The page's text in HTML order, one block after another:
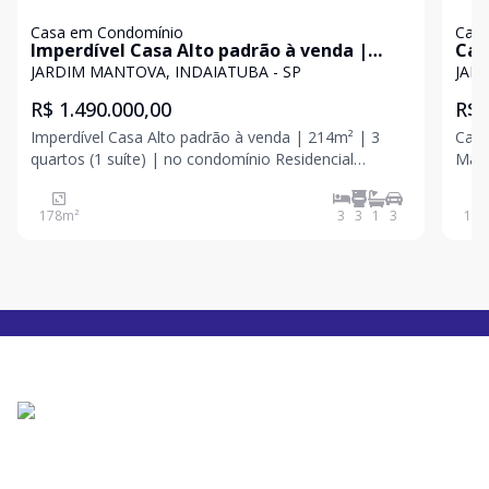
Casa em Condomínio
Imperdível Casa Alto padrão à venda |
214m² | 3 quartos (1 suíte) | no condomínio
JARDIM MANTOVA, INDAIATUBA - SP
R$ 1.490.000,00
Imperdível Casa Alto padrão à venda | 214m² | 3
quartos (1 suíte) | no condomínio Residencial
Área de terreno: 214m² - Área construída: 178m² - 3
dormitórios, sendo 1 suíte; - Cozinha com planejado
178m² 3 3 1 3
R$
159